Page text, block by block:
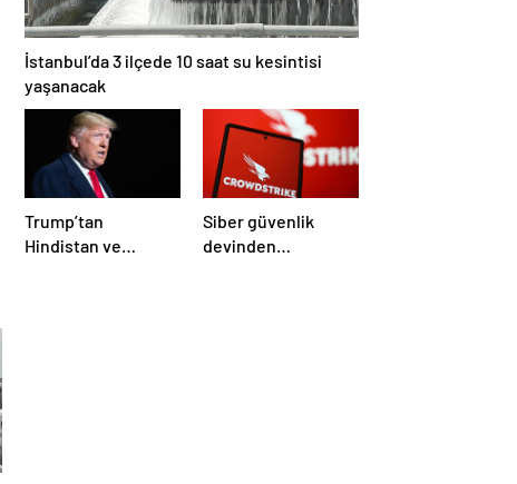
İstanbul’da 3 ilçede 10 saat su kesintisi
yaşanacak
Trump’tan
Hindistan ve
Siber güvenlik
devinden